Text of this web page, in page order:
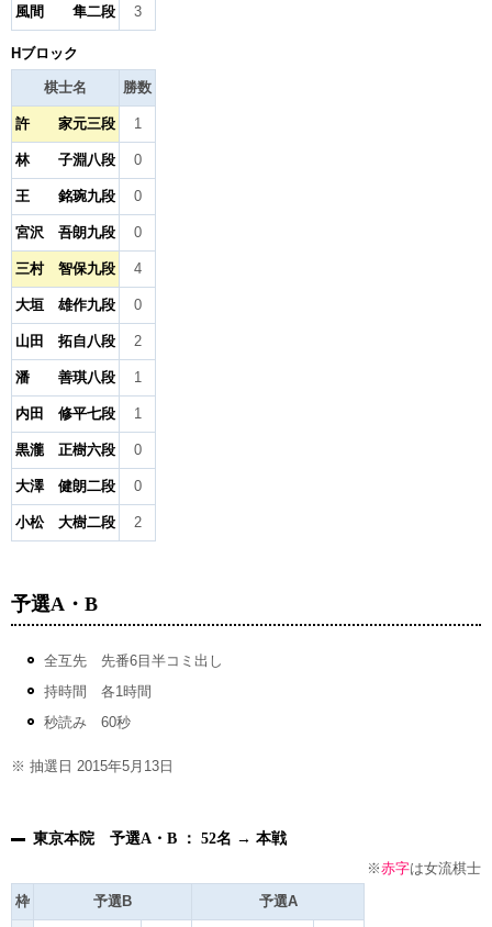
風間 隼二段 3
Hブロック
棋士名 勝数
許 家元三段 1
林 子淵八段 0
王 銘琬九段 0
宮沢 吾朗九段 0
三村 智保九段 4
大垣 雄作九段 0
山田 拓自八段 2
潘 善琪八段 1
内田 修平七段 1
黒瀧 正樹六段 0
大澤 健朗二段 0
小松 大樹二段 2
予選A・B
全互先 先番6目半コミ出し
持時間 各1時間
秒読み 60秒
※ 抽選日 2015年5月13日
東京本院 予選A・B ： 52名 → 本戦
※赤字は女流棋士
枠
予選B 予選A